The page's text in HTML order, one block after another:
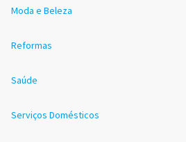
Moda e Beleza
Reformas
Saúde
Serviços Domésticos